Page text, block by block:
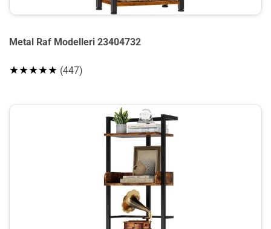
Metal Raf Modelleri 23404732
★★★★★ (447)